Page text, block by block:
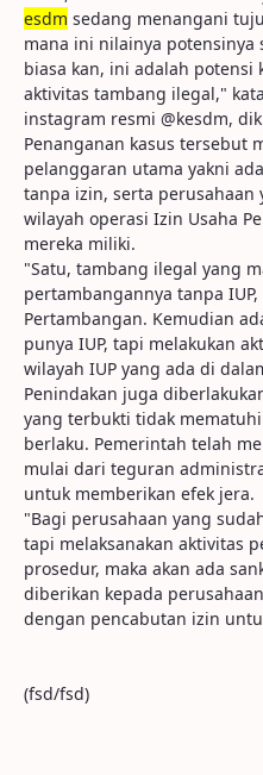
esdm sedang menangani
mana ini nilainya potensinya
biasa kan, ini adalah potensi
aktivitas tambang ilegal,"
instagram resmi @kesdm,
Penanganan kasus tersebut
pelanggaran utama yakni
tanpa izin, serta
wilayah operasi Izin Usaha
mereka miliki.
"Satu, tambang ilegal yang
pertambangannya tanpa
Pertambangan. Kemudian
punya IUP, tapi melakukan
wilayah IUP yang ada di
Penindakan juga
yang terbukti tidak
berlaku. Pemerintah telah
mulai dari teguran
untuk memberikan efek jera.
"Bagi perusahaan yang
tapi melaksanakan aktivitas
prosedur, maka akan ada
diberikan kepada
dengan pencabutan izin
(fsd/fsd)